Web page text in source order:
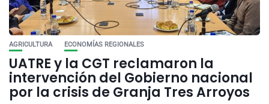
AGRICULTURA ECONOMÍAS REGIONALES
UATRE y la CGT reclamaron la
intervención del Gobierno nacional
por la crisis de Granja Tres Arroyos